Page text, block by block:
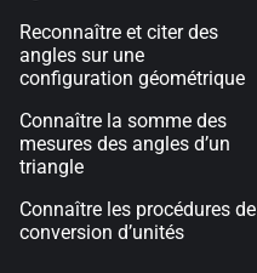
Reconnaître et citer des
angles sur une
configuration géométrique
Connaître la somme des
mesures des angles d’un
triangle
Connaître les procédures de
conversion d’unités